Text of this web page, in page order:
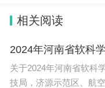
相关阅读
2024年河南省软科
关于2024年河南省软科学研
技局，济源示范区、航